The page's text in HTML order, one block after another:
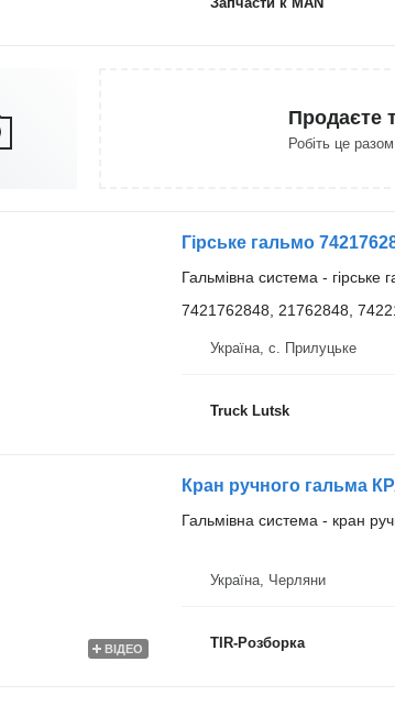
Продаєте
Робіть це
Гірське гальмо
Гальмівна система - гірське
7421762848, 21762848,
Україна, с. Прилуцьке
Truck Lutsk
ВІДЕО
Гальмівна система - кран
Україна, Черляни
TIR-Розборка